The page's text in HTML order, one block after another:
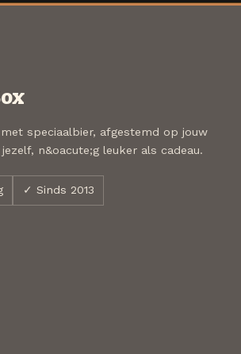
speciaalbier, afgestemd op jouw
n&oacute;g leuker als cadeau.
✓ Sinds 2013